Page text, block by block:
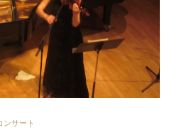
ンサート